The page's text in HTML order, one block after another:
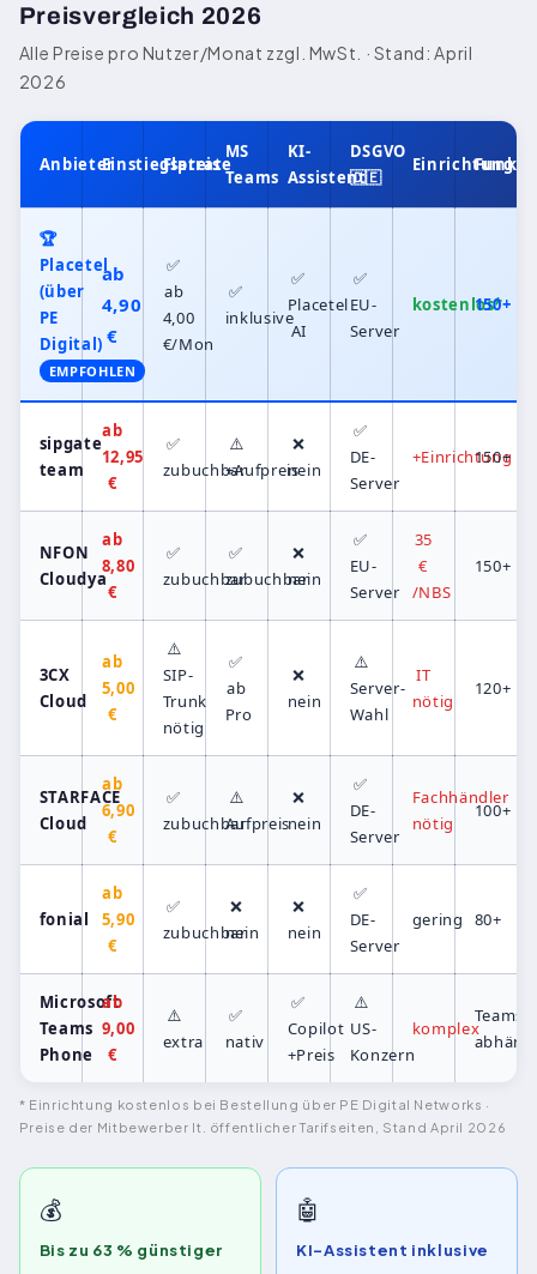
Preisvergleich 2026
Alle Preise pro Nutzer/Monat zzgl. MwSt. · Stand: April
2026
AnbieterEinstiegspreis
Flatrate
MS
Teams
KI-
Assistent
DSGVO
🇩🇪
Einrichtung
🏆
Placetel
(über
PE
Digital)
EMPFOHLEN
ab
4,90
€
✅
ab
4,00
€/Mon
✅
inklusive
✅
Placetel
AI
✅
EU-
Server
kostenlos*
150+
sipgate
team
ab
12,95
€
✅
zubuchbar
⚠️
+Aufpreis
❌
nein
✅
DE-
Server
+Einrichtung
150+
NFON
Cloudya
ab
8,80
€
✅
zubuchbar
✅
zubuchbar
❌
nein
✅
EU-
Server
35
€
/NBS
150+
3CX
Cloud
ab
5,00
€
⚠️
SIP-
Trunk
nötig
✅
ab
Pro
❌
nein
⚠️
Server-
Wahl
IT
nötig
120+
STARFACE
Cloud
ab
6,90
€
✅
zubuchbar
⚠️
Aufpreis
❌
nein
✅
DE-
Server
Fachhändler
nötig
100+
fonial
ab
5,90
€
✅
zubuchbar
❌
nein
❌
nein
✅
DE-
Server
gering 80+
Microsoft
Teams
Phone
ab
9,00
€
⚠️
extra
✅
nativ
✅
Copilot
+Preis
⚠️
US-
Konzern
komplex
Teams-
* Einrichtung kostenlos bei Bestellung über PE Digital Networks ·
Preise der Mitbewerber lt. öffentlicher Tarifseiten, Stand April 2026
💰
Bis zu 63 % günstiger
🤖
KI-Assistent inklusive